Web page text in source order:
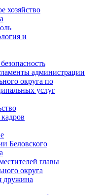
хозяйство
и
администрации
округа по
услуг
Беловского
главы
округа
дружина